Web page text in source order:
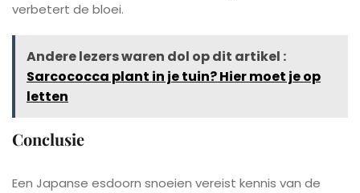
verbetert de bloei.
Andere lezers waren dol op dit artikel :
Sarcococca plant in je tuin? Hier moet je op
letten
Conclusie
Een Japanse esdoorn snoeien vereist kennis van de